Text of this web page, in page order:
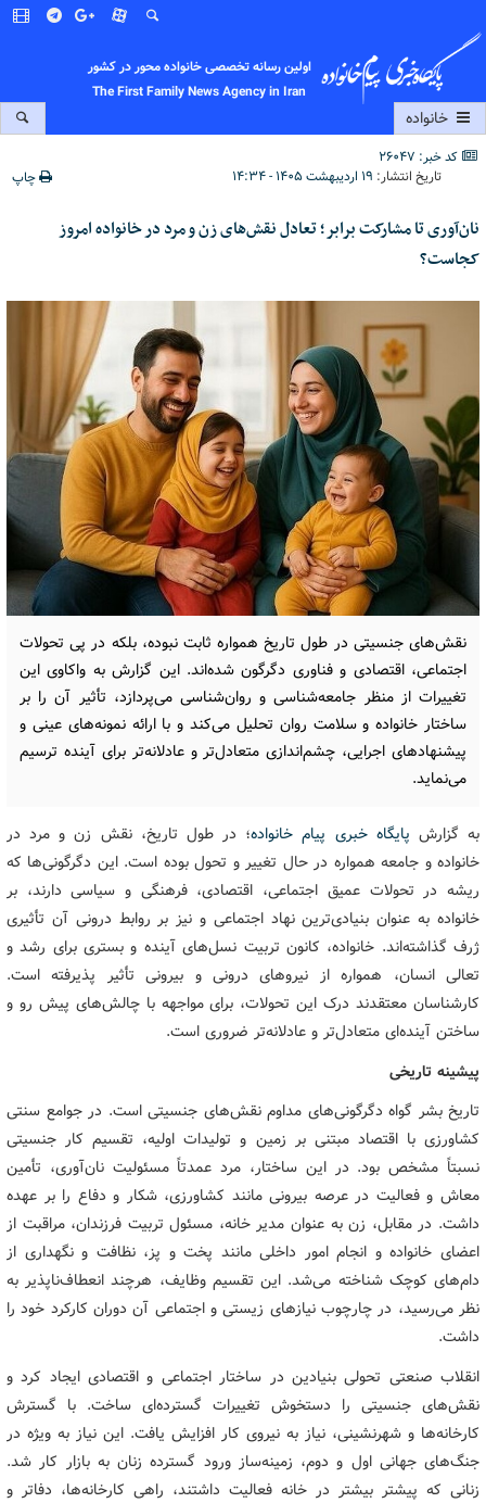
اولین رسانه تخصصی خانواده محور در کشور
The First Family News Agency in Iran
خانواده
کد خبر: 26047
تاریخ انتشار: ۱۹ اردیبهشت ۱۴۰۵ - ۱۴:۳۴ چاپ
نان‌آوری تا مشارکت برابر؛ تعادل نقش‌های زن و مرد در خانواده امروز
کجاست؟
نقش‌های جنسیتی در طول تاریخ همواره ثابت نبوده، بلکه در پی تحولات
اجتماعی، اقتصادی و فناوری دگرگون شده‌اند. این گزارش به واکاوی این
تغییرات از منظر جامعه‌شناسی و روان‌شناسی می‌پردازد، تأثیر آن را بر
ساختار خانواده و سلامت روان تحلیل می‌کند و با ارائه نمونه‌های عینی و
پیشنهادهای اجرایی، چشم‌اندازی متعادل‌تر و عادلانه‌تر برای آینده ترسیم
می‌نماید.
به گزارش پایگاه خبری پیام خانواده؛ در طول تاریخ، نقش زن و مرد در
خانواده و جامعه همواره در حال تغییر و تحول بوده است. این دگرگونی‌ها که
ریشه در تحولات عمیق اجتماعی، اقتصادی، فرهنگی و سیاسی دارند، بر
خانواده به عنوان بنیادی‌ترین نهاد اجتماعی و نیز بر روابط درونی آن تأثیری
ژرف گذاشته‌اند. خانواده، کانون تربیت نسل‌های آینده و بستری برای رشد و
تعالی انسان، همواره از نیروهای درونی و بیرونی تأثیر پذیرفته است.
کارشناسان معتقدند درک این تحولات، برای مواجهه با چالش‌های پیش رو و
ساختن آینده‌ای متعادل‌تر و عادلانه‌تر ضروری است.
پیشینه تاریخی
تاریخ بشر گواه دگرگونی‌های مداوم نقش‌های جنسیتی است. در جوامع سنتی
کشاورزی با اقتصاد مبتنی بر زمین و تولیدات اولیه، تقسیم کار جنسیتی
نسبتاً مشخص بود. در این ساختار، مرد عمدتاً مسئولیت نان‌آوری، تأمین
معاش و فعالیت در عرصه بیرونی مانند کشاورزی، شکار و دفاع را بر عهده
داشت. در مقابل، زن به عنوان مدیر خانه، مسئول تربیت فرزندان، مراقبت از
اعضای خانواده و انجام امور داخلی مانند پخت و پز، نظافت و نگهداری از
دام‌های کوچک شناخته می‌شد. این تقسیم وظایف، هرچند انعطاف‌ناپذیر به
نظر می‌رسید، در چارچوب نیازهای زیستی و اجتماعی آن دوران کارکرد خود را
داشت.
انقلاب صنعتی تحولی بنیادین در ساختار اجتماعی و اقتصادی ایجاد کرد و
نقش‌های جنسیتی را دستخوش تغییرات گسترده‌ای ساخت. با گسترش
کارخانه‌ها و شهرنشینی، نیاز به نیروی کار افزایش یافت. این نیاز به ویژه در
جنگ‌های جهانی اول و دوم، زمینه‌ساز ورود گسترده زنان به بازار کار شد.
زنانی که پیشتر بیشتر در خانه فعالیت داشتند، راهی کارخانه‌ها، دفاتر و